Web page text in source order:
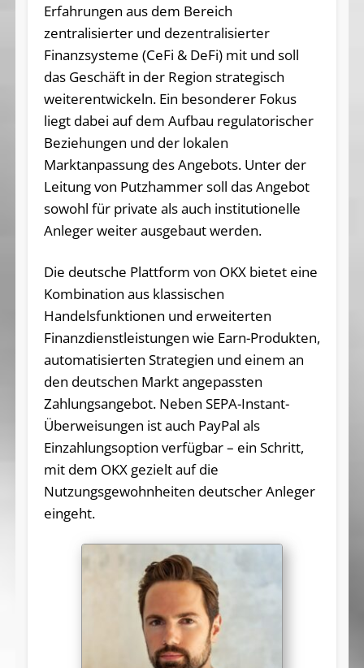
Erfahrungen aus dem Bereich
zentralisierter und dezentralisierter
Finanzsysteme (CeFi & DeFi) mit und soll
das Geschäft in der Region strategisch
weiterentwickeln. Ein besonderer Fokus
liegt dabei auf dem Aufbau regulatorischer
Beziehungen und der lokalen
Marktanpassung des Angebots. Unter der
Leitung von Putzhammer soll das Angebot
sowohl für private als auch institutionelle
Anleger weiter ausgebaut werden.
Die deutsche Plattform von OKX bietet eine
Kombination aus klassischen
Handelsfunktionen und erweiterten
Finanzdienstleistungen wie Earn-Produkten,
automatisierten Strategien und einem an
den deutschen Markt angepassten
Zahlungsangebot. Neben SEPA-Instant-
Überweisungen ist auch PayPal als
Einzahlungsoption verfügbar – ein Schritt,
mit dem OKX gezielt auf die
Nutzungsgewohnheiten deutscher Anleger
eingeht.